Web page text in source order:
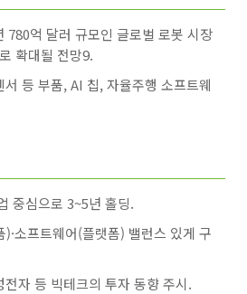
780억 달러 규모인 글로벌 로봇 시장
확대될 전망9.
서 등 부품, AI 칩, 자율주행 소프트웨
중심으로 3~5년 홀딩.
)·소프트웨어(플랫폼) 밸런스 있게 구
전자 등 빅테크의 투자 동향 주시.